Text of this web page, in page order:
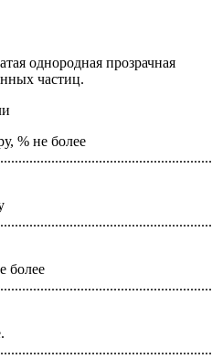
однородная прозрачная
частиц.
% не более
более